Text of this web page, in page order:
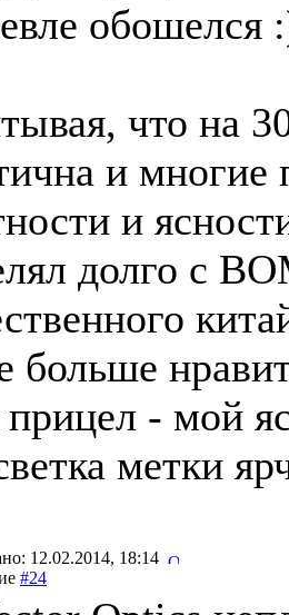
обошелся
что на
и многие
и
долго с
больше
- мой
метки
12.02.2014, 18:14
#24